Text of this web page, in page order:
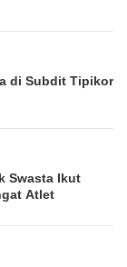
di Subdit Tipikor
Swasta Ikut
Atlet